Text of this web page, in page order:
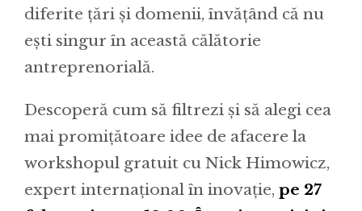
diferite țări și domenii, învățând că nu
ești singur în această călătorie
antreprenorială.
Descoperă cum să filtrezi și să alegi cea
mai promițătoare idee de afacere la
workshopul gratuit cu Nick Himowicz,
expert internațional în inovație, pe 27